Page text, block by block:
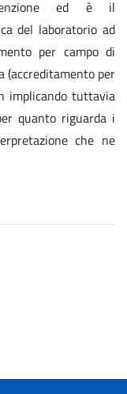
ed è il
del laboratorio ad
per campo di
(accreditamento per
implicando tuttavia
quanto riguarda i
che ne